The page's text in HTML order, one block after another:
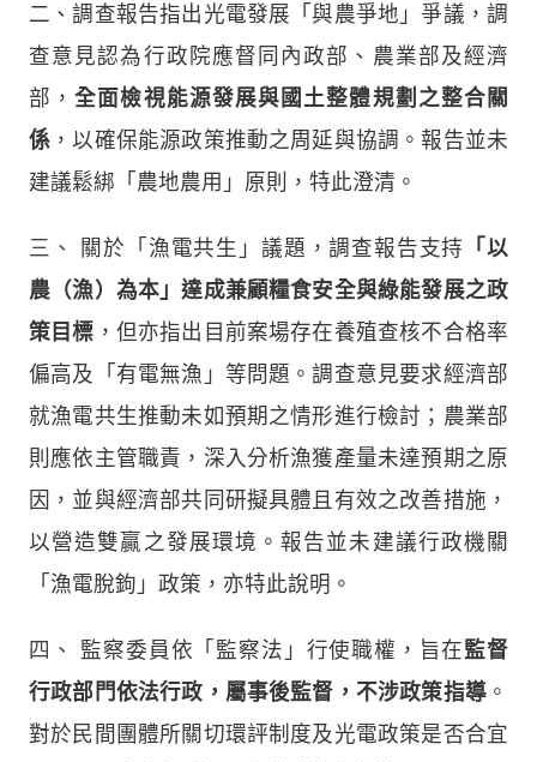
二、調查報告指出光電發展「與農爭地」爭議，調
查意見認為行政院應督同內政部、農業部及經濟
部，全面檢視能源發展與國土整體規劃之整合關
係 ，以確保能源政策推動之周延與協調。報告並未
建議鬆綁「農地農用」原則，特此澄清。
三、 關於「漁電共生」議題，調查報告支持
「以
農（漁）為本」達成兼顧糧食安全與綠能發展之政
策目標 ，但亦指出目前案場存在養殖查核不合格率
偏高及「有電無漁」等問題。調查意見要求經濟部
就漁電共生推動未如預期之情形進行檢討；農業部
則應依主管職責，深入分析漁獲產量未達預期之原
因，並與經濟部共同研擬具體且有效之改善措施，
以營造雙贏之發展環境。報告並未建議行政機關
「漁電脫鉤」政策，亦特此說明。
四、 監察委員依「監察法」行使職權，旨在監督
行政部門依法行政，屬事後監督，不涉政策指導 。
對於民間團體所關切環評制度及光電政策是否合宜